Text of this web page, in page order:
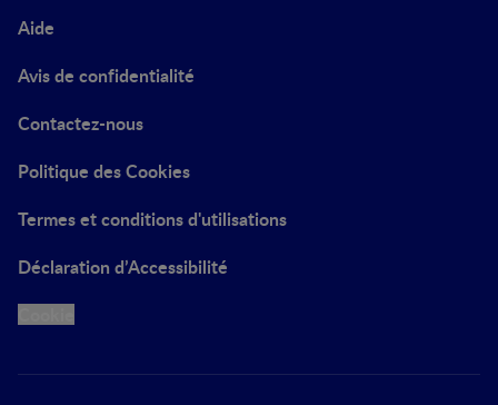
Aide
Avis de confidentialité
Contactez-nous
Politique des Cookies
Termes et conditions d'utilisations
Déclaration d’Accessibilité